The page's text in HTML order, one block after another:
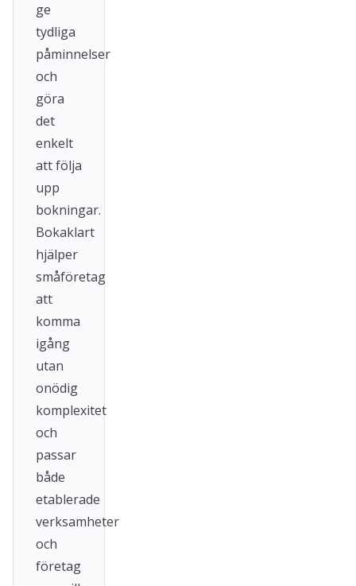
ge
tydliga
påminnelser
och
göra
det
enkelt
att följa
upp
bokningar.
Bokaklart
hjälper
småföretag
att
komma
igång
utan
onödig
komplexitet
och
passar
både
etablerade
verksamheter
och
företag